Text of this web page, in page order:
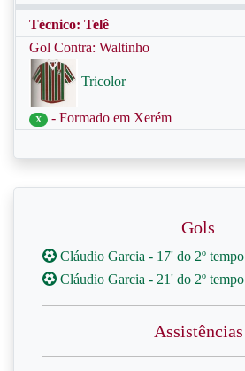
Técnico: Telê
Gol Contra: Waltinho
Tricolor
X - Formado em Xerém
Gols
Cláudio Garcia - 17' do 2º tempo
Cláudio Garcia - 21' do 2º tempo
Assistências